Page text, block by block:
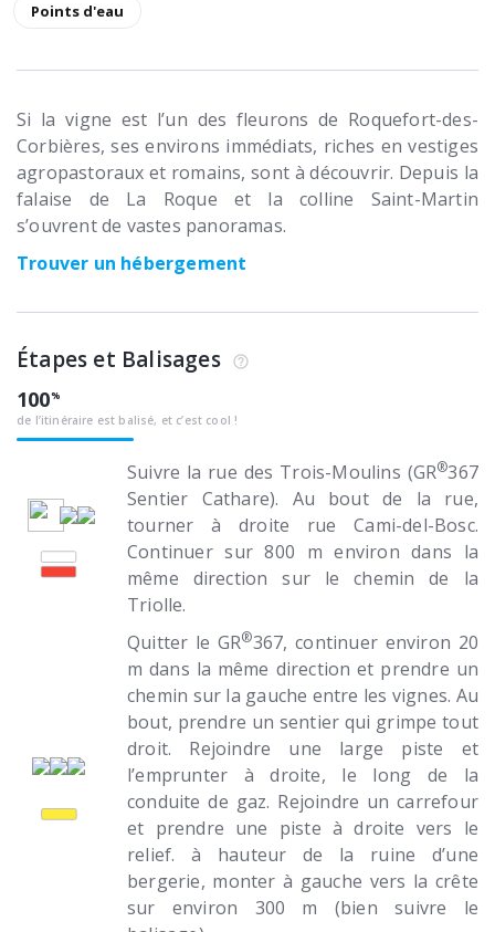
Points d'eau
Si la vigne est l’un des fleurons de Roquefort-des-
Corbières, ses environs immédiats, riches en vestiges
agropastoraux et romains, sont à découvrir. Depuis la
falaise de La Roque et la colline Saint-Martin
s’ouvrent de vastes panoramas.
Trouver un hébergement
Étapes et Balisages
100
de l’itinéraire est balisé, et c’est cool !
Suivre la rue des Trois-Moulins (GR®367
Sentier Cathare). Au bout de la rue,
tourner à droite rue Cami-del-Bosc.
Continuer sur 800 m environ dans la
même direction sur le chemin de la
Triolle.
Quitter le GR®367, continuer environ 20
m dans la même direction et prendre un
chemin sur la gauche entre les vignes. Au
bout, prendre un sentier qui grimpe tout
droit. Rejoindre une large piste et
l’emprunter à droite, le long de la
conduite de gaz. Rejoindre un carrefour
et prendre une piste à droite vers le
relief. à hauteur de la ruine d’une
bergerie, monter à gauche vers la crête
sur environ 300 m (bien suivre le